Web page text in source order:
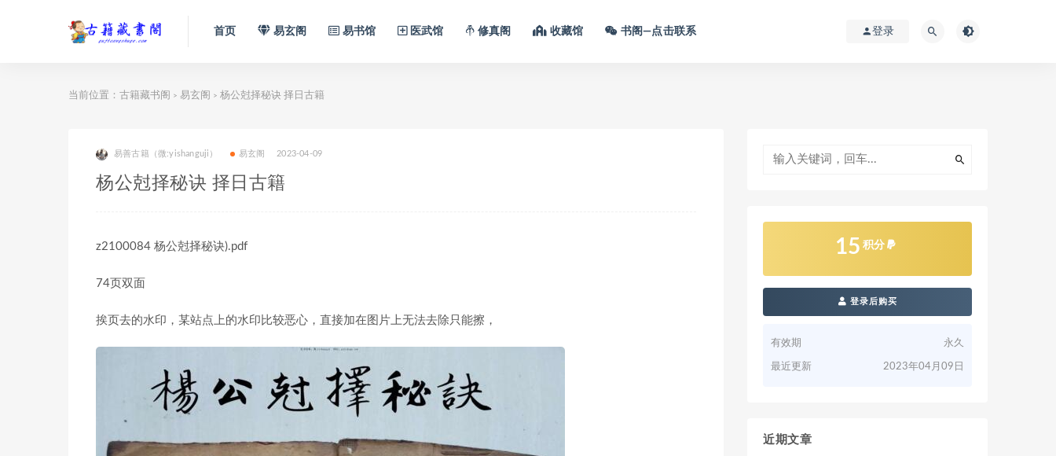
首页 易玄阁 易书馆 医武馆 修真阁 收藏馆 书阁—点击联系 登录
当前位置： 古籍藏书阁 > 易玄阁 > 杨公尅择秘诀 择日古籍
易善古籍（微:yishanguji） 易玄阁 2023-04-09
杨公尅择秘诀 择日古籍
z2100084 杨公尅择秘诀).pdf
74页双面
挨页去的水印，某站点上的水印比较恶心，直接加在图片上无法去除只能擦，
15 积分
登录后购买
有效期 永久
最近更新 2023年04月09日
近期文章